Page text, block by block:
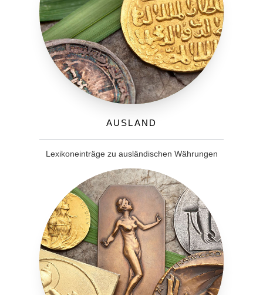
Ausland
Lexikoneinträge zu ausländischen Währungen